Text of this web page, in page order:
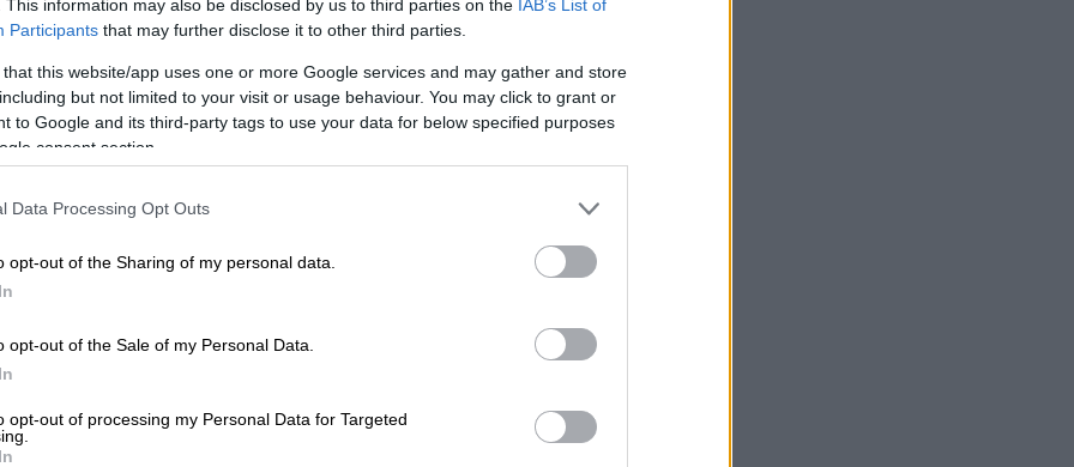
This information may also be disclosed by us to third parties on the IAB’s List of
Participants that may further disclose it to other third parties.
that this website/app uses one or more Google services and may gather and store
but not limited to your visit or usage behaviour. You may click to grant or
to Google and its third-party tags to use your data for below specified purposes
consent section.
Data Processing Opt Outs
opt-out of the Sharing of my personal data.
opt-out of the Sale of my Personal Data.
opt-out of processing my Personal Data for Targeted
Κόβει την ανάσα το βίντεο από την
παράσυρση και εγκατάλειψη
16χρονης στα Καμίνια –
Το περιστατικό, που καταγράφηκε
από κάμερα της περιοχής, συνέβη το
βράδυ της Παρασκευής
«Τάιλερ, είσαι εσύ;» - Η στιγμή που